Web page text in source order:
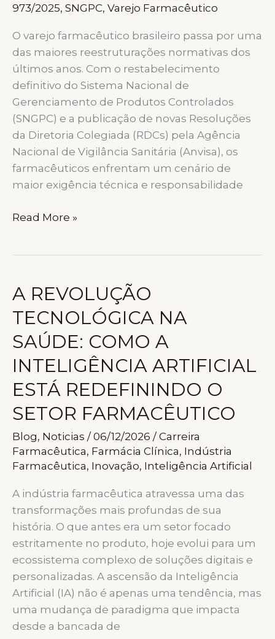
973/2025, SNGPC, Varejo Farmacêutico
O varejo farmacêutico brasileiro passa por uma
das maiores reestruturações normativas dos
últimos anos. Com o restabelecimento
definitivo do Sistema Nacional de
Gerenciamento de Produtos Controlados
(SNGPC) e a publicação de novas Resoluções
da Diretoria Colegiada (RDCs) pela Agência
Nacional de Vigilância Sanitária (Anvisa), os
farmacêuticos enfrentam um cenário de
maior exigência técnica e responsabilidade
RETORNO
DIRETRIZES
DA
ANVISA
EXIGEM
RIGOR
MÁXIMO
NO
VAREJO
FARMACÊUTICO
Read More »
A REVOLUÇÃO
TECNOLÓGICA NA
SAÚDE: COMO A
INTELIGÊNCIA ARTIFICIAL
ESTÁ REDEFININDO O
SETOR FARMACÊUTICO
Blog, Noticias /06/12/2026 /Carreira
Farmacêutica, Farmácia Clínica, Indústria
Farmacêutica, Inovação, Inteligência Artificial
A indústria farmacêutica atravessa uma das
transformações mais profundas de sua
história. O que antes era um setor focado
estritamente no produto, hoje evolui para um
ecossistema complexo de soluções digitais e
personalizadas. A ascensão da Inteligência
Artificial (IA) não é apenas uma tendência, mas
uma mudança de paradigma que impacta
desde a bancada de